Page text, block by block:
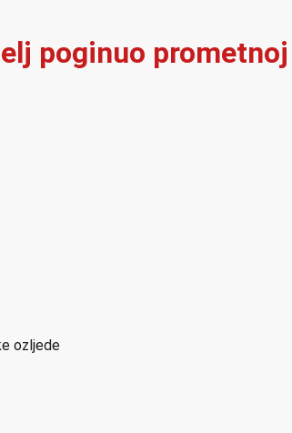
poginuo prometnoj
ozljede